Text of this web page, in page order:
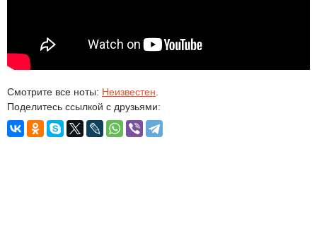
Смотрите все ноты: Неизвестен
Поделитесь ссылкой с друзьями: